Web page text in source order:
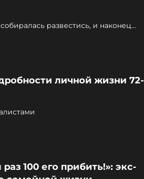
развестись, и наконец
личной жизни 72-
100 его прибить!»: экс-